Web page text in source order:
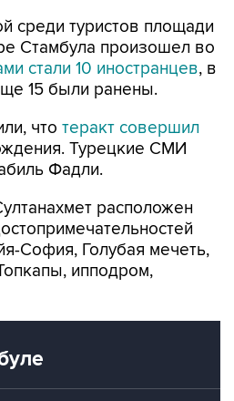
среди туристов площади
Стамбула произошел во
стали 10 иностранцев, в
15 были ранены.
что теракт совершил
Турецкие СМИ
Фадли.
расположен
София, Голубая мечеть,
ипподром,